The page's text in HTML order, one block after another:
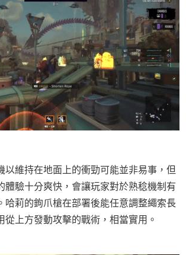
以維持在地面上的衝勁可能並非易事，但
體驗十分爽快，會讓玩家對於熟稔機制有
哈莉的鉤爪槍在部署後能任意調整繩索長
從上方發動攻擊的戰術，相當實用。